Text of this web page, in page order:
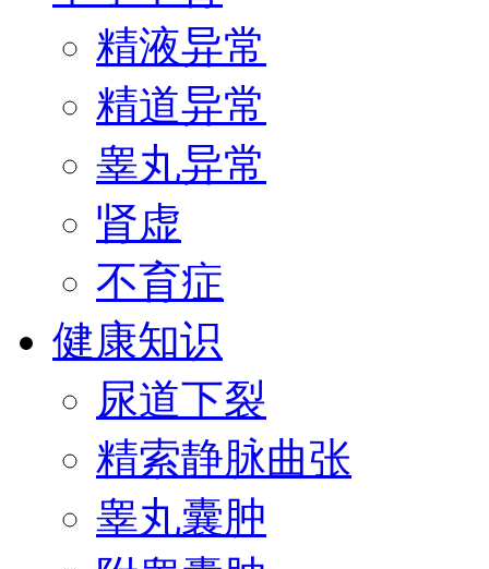
精液异常
精道异常
睾丸异常
肾虚
不育症
健康知识
尿道下裂
精索静脉曲张
睾丸囊肿